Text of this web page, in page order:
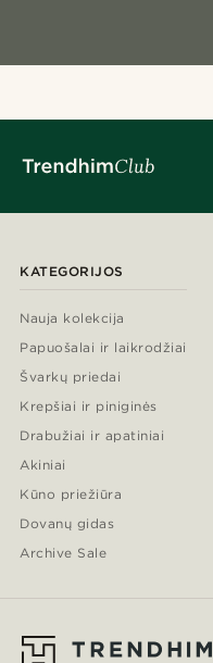
KATEGORIJOS
Nauja kolekcija
Papuošalai ir laikrodžiai
Švarkų priedai
Krepšiai ir piniginės
Drabužiai ir apatiniai
Akiniai
Kūno priežiūra
Dovanų gidas
Archive Sale